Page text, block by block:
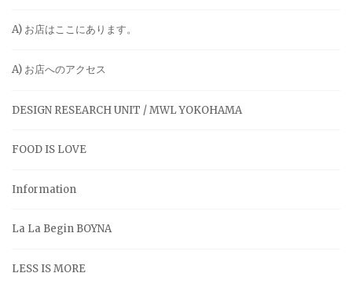
A) お店はここにあります。
A) お店へのアクセス
DESIGN RESEARCH UNIT / MWL YOKOHAMA
FOOD IS LOVE
Information
La La Begin BOYNA
LESS IS MORE